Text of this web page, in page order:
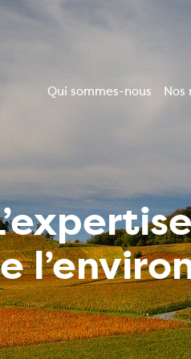
Qui sommes-nous Nos